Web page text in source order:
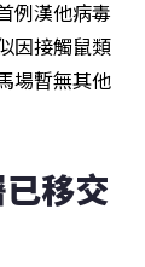
例漢他病毒
因接觸鼠類
場暫無其他
移交